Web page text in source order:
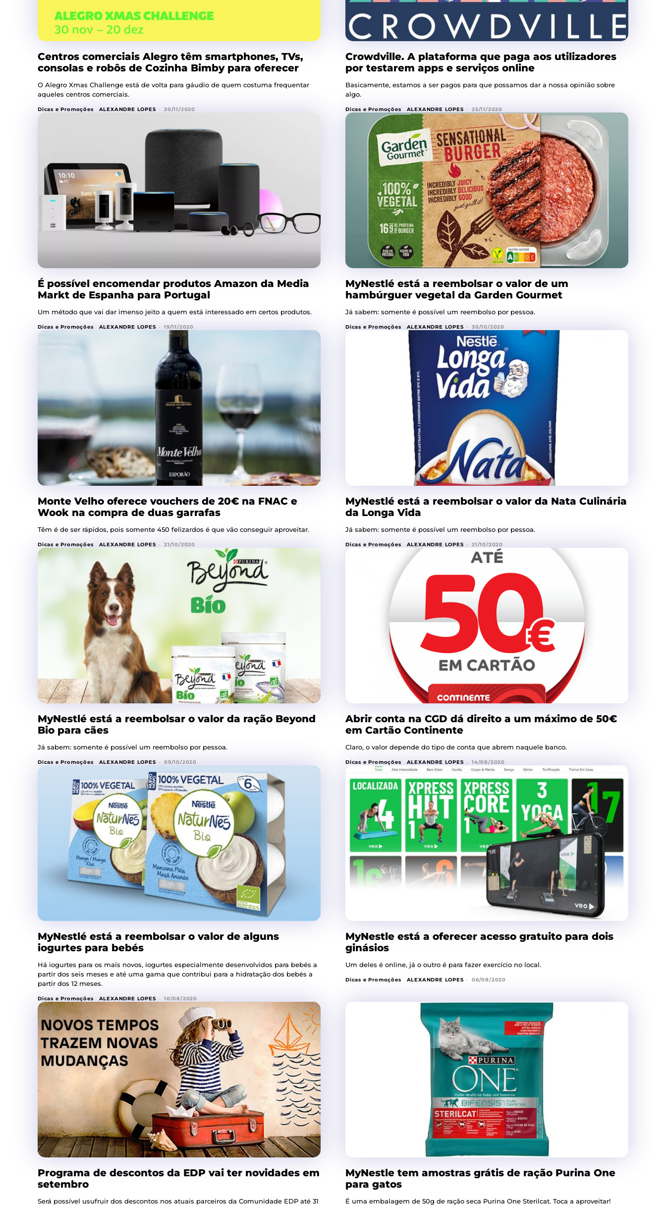
Centros comerciais Alegro têm smartphones, TVs,
consolas e robôs de Cozinha Bimby para oferecer
O Alegro Xmas Challenge está de volta para gáudio de quem costuma frequentar
aqueles centros comerciais.
Dicas e Promoções ALEXANDRE LOPES - 30/11/2020
Crowdville. A plataforma que paga aos utilizadores
por testarem apps e serviços online
Basicamente, estamos a ser pagos para que possamos dar a nossa opinião sobre
algo.
Dicas e Promoções ALEXANDRE LOPES - 25/11/2020
É possível encomendar produtos Amazon da Media
Markt de Espanha para Portugal
Um método que vai dar imenso jeito a quem está interessado em certos produtos.
Dicas e Promoções ALEXANDRE LOPES - 19/11/2020
MyNestlé está a reembolsar o valor de um
hambúrguer vegetal da Garden Gourmet
Já sabem: somente é possível um reembolso por pessoa.
Dicas e Promoções ALEXANDRE LOPES - 30/10/2020
Monte Velho oferece vouchers de 20€ na FNAC e
Wook na compra de duas garrafas
Têm é de ser rápidos, pois somente 450 felizardos é que vão conseguir aproveitar.
Dicas e Promoções ALEXANDRE LOPES - 21/10/2020
MyNestlé está a reembolsar o valor da Nata Culinária
da Longa Vida
Já sabem: somente é possível um reembolso por pessoa.
Dicas e Promoções ALEXANDRE LOPES - 21/10/2020
MyNestlé está a reembolsar o valor da ração Beyond
Bio para cães
Já sabem: somente é possível um reembolso por pessoa.
Dicas e Promoções ALEXANDRE LOPES - 09/10/2020
Abrir conta na CGD dá direito a um máximo de 50€
em Cartão Continente
Claro, o valor depende do tipo de conta que abrem naquele banco.
Dicas e Promoções ALEXANDRE LOPES - 14/08/2020
MyNestlé está a reembolsar o valor de alguns
iogurtes para bebés
Há iogurtes para os mais novos, iogurtes especialmente desenvolvidos para bebés a
partir dos seis meses e até uma gama que contribui para a hidratação dos bebés a
partir dos 12 meses.
Dicas e Promoções ALEXANDRE LOPES - 10/08/2020
MyNestle está a oferecer acesso gratuito para dois
ginásios
Um deles é online, já o outro é para fazer exercício no local.
Dicas e Promoções ALEXANDRE LOPES - 06/08/2020
Programa de descontos da EDP vai ter novidades em
setembro
Será possível usufruir dos descontos nos atuais parceiros da Comunidade EDP até 31
MyNestle tem amostras grátis de ração Purina One
para gatos
É uma embalagem de 50g de ração seca Purina One Sterilcat. Toca a aproveitar!